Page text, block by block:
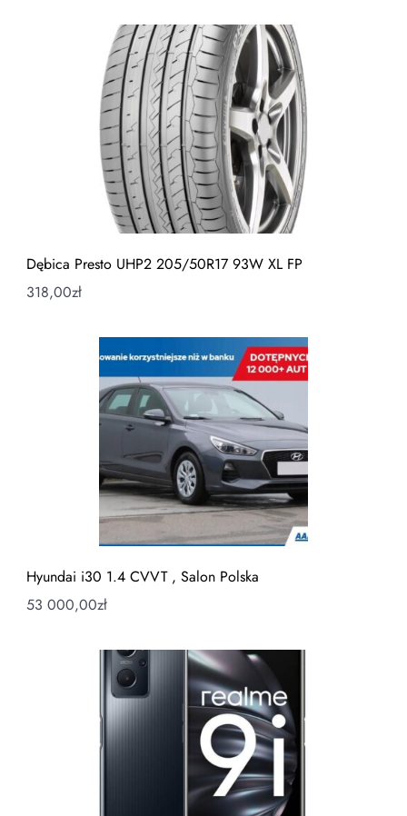
Dębica Presto UHP2 205/50R17 93W XL FP
318,00zł
Hyundai i30 1.4 CVVT , Salon Polska
53 000,00zł